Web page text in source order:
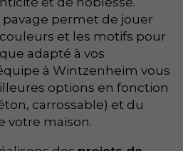
permet de jouer
et les motifs pour
adapté à vos
à Wintzenheim vous
options en fonction
carrossable) et du
votre maison.